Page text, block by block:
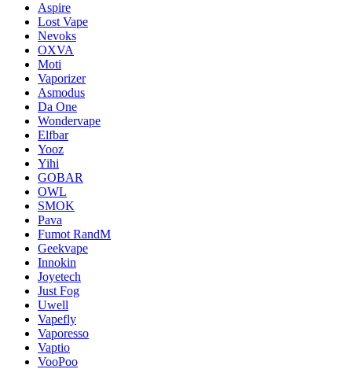
Aspire
Lost Vape
Nevoks
OXVA
Moti
Vaporizer
Asmodus
Da One
Wondervape
Elfbar
Yooz
Yihi
GOBAR
OWL
SMOK
Pava
Fumot RandM
Geekvape
Innokin
Joyetech
Just Fog
Uwell
Vapefly
Vaporesso
Vaptio
VooPoo